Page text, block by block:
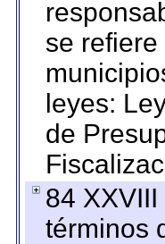
se
leyes:
de
84
términos